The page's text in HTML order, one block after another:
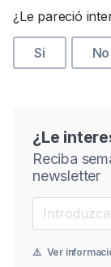
¿Le pareció
Si No
¿Le
Reciba
newsletter
⚠️ Ver